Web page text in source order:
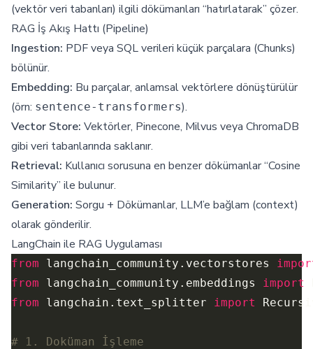
(vektör veri tabanları) ilgili dökümanları “hatırlatarak” çözer.
RAG İş Akış Hattı (Pipeline)
Ingestion: PDF veya SQL verileri küçük parçalara (Chunks)
bölünür.
Embedding: Bu parçalar, anlamsal vektörlere dönüştürülür
(örn: sentence-transformers).
Vector Store: Vektörler, Pinecone, Milvus veya ChromaDB
gibi veri tabanlarında saklanır.
Retrieval: Kullanıcı sorusuna en benzer dökümanlar “Cosine
Similarity” ile bulunur.
Generation: Sorgu + Dökümanlar, LLM’e bağlam (context)
olarak gönderilir.
LangChain ile RAG Uygulaması
from langchain_community.vectorstores
from langchain_community.embeddings
import
from langchain.text_splitter import
# 1. Doküman İşleme